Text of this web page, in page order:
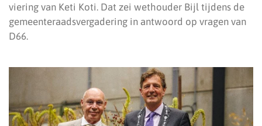
viering van Keti Koti. Dat zei wethouder Bijl tijdens de
gemeenteraadsvergadering in antwoord op vragen van
D66.